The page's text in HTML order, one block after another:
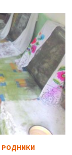
РОДНИКИ